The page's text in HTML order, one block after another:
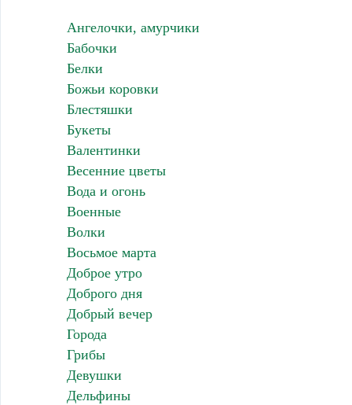
Ангелочки, амурчики
Бабочки
Белки
Божьи коровки
Блестяшки
Букеты
Валентинки
Весенние цветы
Вода и огонь
Военные
Волки
Восьмое марта
Доброе утро
Доброго дня
Добрый вечер
Города
Грибы
Девушки
Дельфины